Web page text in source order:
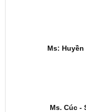
Ms: Huyền
Ms. Cúc -